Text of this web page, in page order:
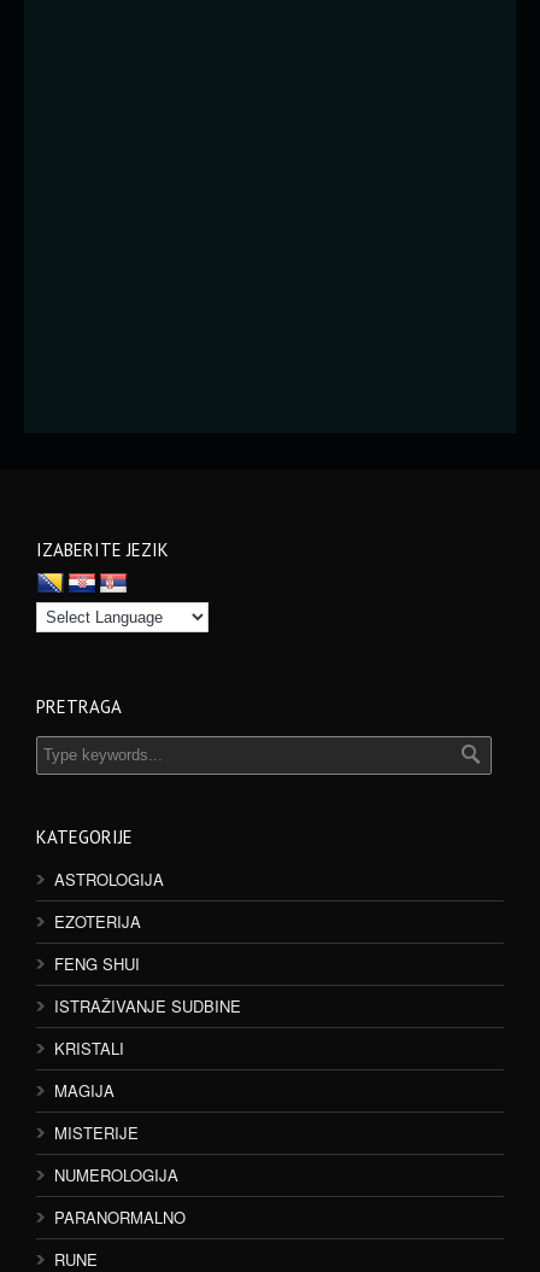
IZABERITE JEZIK
PRETRAGA
KATEGORIJE
ASTROLOGIJA
EZOTERIJA
FENG SHUI
ISTRAŽIVANJE SUDBINE
KRISTALI
MAGIJA
MISTERIJE
NUMEROLOGIJA
PARANORMALNO
RUNE